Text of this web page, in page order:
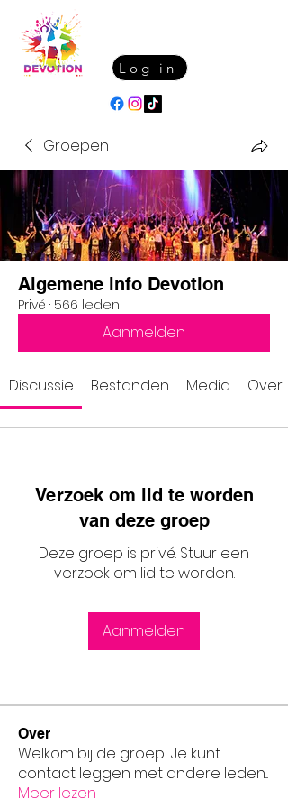
Log in
Groepen
Algemene info Devotion
Privé · 566 leden
Aanmelden
Discussie Bestanden Media Over
Verzoek om lid te worden
van deze groep
Deze groep is privé. Stuur een
verzoek om lid te worden.
Aanmelden
Over
Welkom bij de groep! Je kunt
contact leggen met andere leden...
Meer lezen